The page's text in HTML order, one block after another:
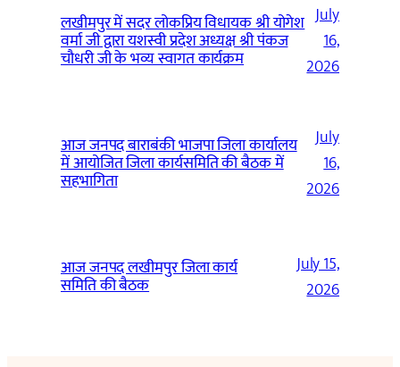
लखीमपुर में सदर लोकप्रिय विधायक श्री योगेश
वर्मा जी द्वारा यशस्वी प्रदेश अध्यक्ष श्री पंकज
चौधरी जी के भव्य स्वागत कार्यक्रम
July
16,
2026
आज जनपद बाराबंकी भाजपा जिला कार्यालय
में आयोजित जिला कार्यसमिति की बैठक में
सहभागिता
July
16,
2026
आज जनपद लखीमपुर जिला कार्य
समिति की बैठक
July 15,
2026